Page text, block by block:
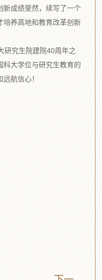
新成绩斐然，续写了一个
培养高地和教育改革创新
研究生院建院40周年之
科大学位与研究生教育的
航信心！